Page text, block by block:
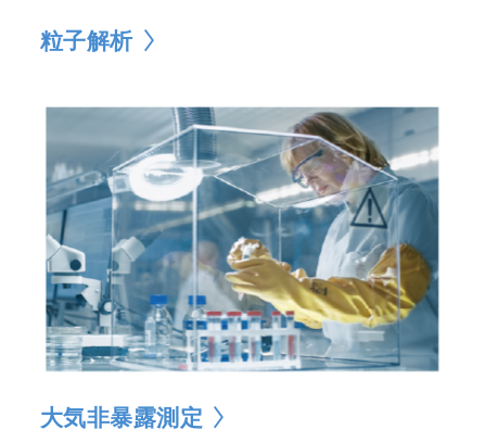
粒子解析
大気非暴露測定